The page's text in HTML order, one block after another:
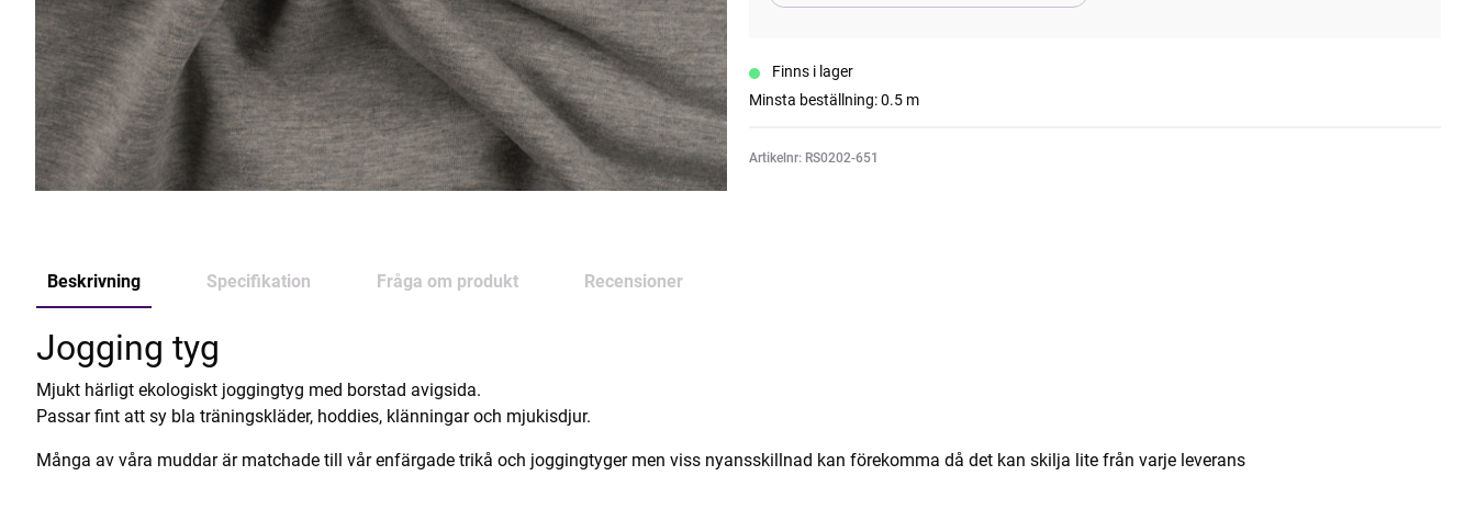
Finns i lager
Minsta beställning: 0.5 m
Artikelnr: RS0202-651
Beskrivning Specifikation Fråga om produkt Recensioner
Jogging tyg
Mjukt härligt ekologiskt joggingtyg med borstad avigsida.
Passar fint att sy bla träningskläder, hoddies, klänningar och mjukisdjur.
Många av våra muddar är matchade till vår enfärgade trikå och joggingtyger men viss nyansskillnad kan förekomma då det kan skilja lite från varje leverans